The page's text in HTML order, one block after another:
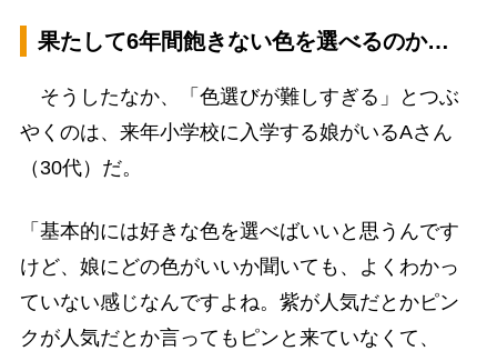
果たして6年間飽きない色を選べるのか…
そうしたなか、「色選びが難しすぎる」とつぶ
やくのは、来年小学校に入学する娘がいるAさん
（30代）だ。
「基本的には好きな色を選べばいいと思うんです
けど、娘にどの色がいいか聞いても、よくわかっ
ていない感じなんですよね。紫が人気だとかピン
クが人気だとか言ってもピンと来ていなくて、